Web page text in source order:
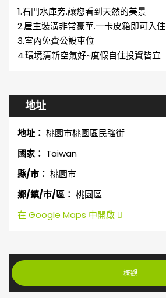
1.石門水庫旁.讓您看到天然的美景
2.屋主裝潢非常豪華.一卡皮箱即可入住
3.室內免費公設車位
4.環境清新空氣好~度假自住投資皆宜
地址
地址： 桃園市桃園區民強街
國家： Taiwan
縣/市： 桃園市
鄉/鎮/市/區： 桃園區
在 Google Maps 中開啟
概觀